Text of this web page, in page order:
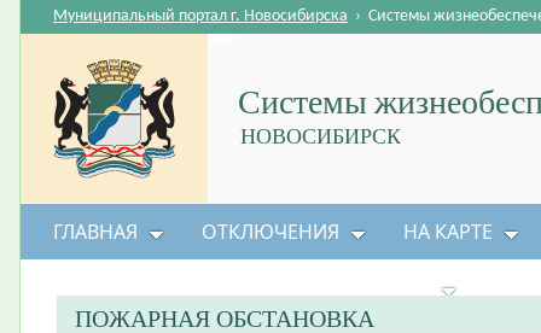
Системы
НОВОСИБИРСК
Муниципальный портал г. Новосибирска › Системы
ГЛАВНАЯ ОТКЛЮЧЕНИЯ НА КАРТЕ
ПОЖАРНАЯ ОБСТАНОВКА